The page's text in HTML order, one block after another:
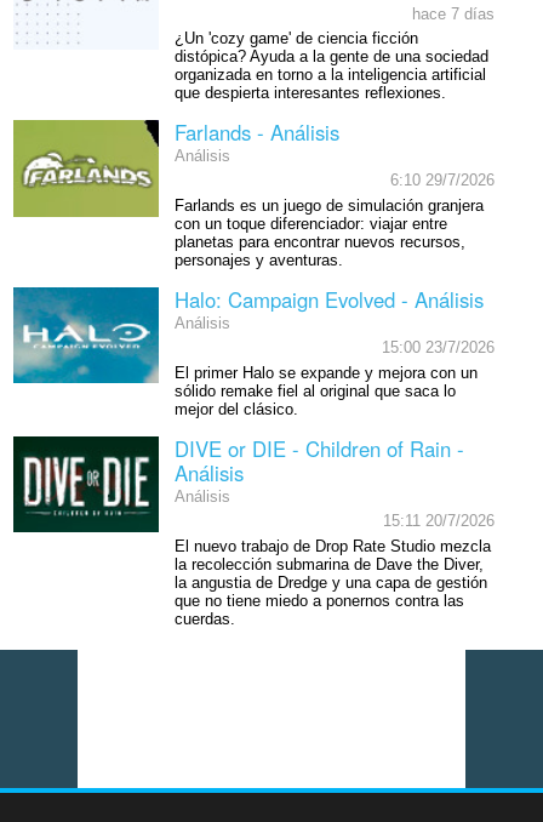
hace 7 días
¿Un 'cozy game' de ciencia ficción
distópica? Ayuda a la gente de una sociedad
organizada en torno a la inteligencia artificial
que despierta interesantes reflexiones.
Farlands - Análisis
Análisis
6:10 29/7/2026
Farlands es un juego de simulación granjera
con un toque diferenciador: viajar entre
planetas para encontrar nuevos recursos,
personajes y aventuras.
Halo: Campaign Evolved - Análisis
Análisis
15:00 23/7/2026
El primer Halo se expande y mejora con un
sólido remake fiel al original que saca lo
mejor del clásico.
DIVE or DIE - Children of Rain -
Análisis
Análisis
15:11 20/7/2026
El nuevo trabajo de Drop Rate Studio mezcla
la recolección submarina de Dave the Diver,
la angustia de Dredge y una capa de gestión
que no tiene miedo a ponernos contra las
cuerdas.